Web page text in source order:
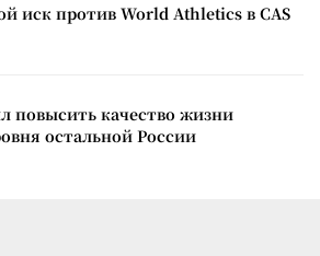
иск против World Athletics в CAS
повысить качество жизни
остальной России